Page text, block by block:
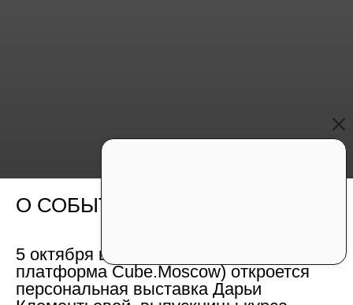
О СОБЫТИИ
5 октября в MSCA Gallery (арт-
платформа Cube.Moscow) откроется
персональная выставка Дарьи